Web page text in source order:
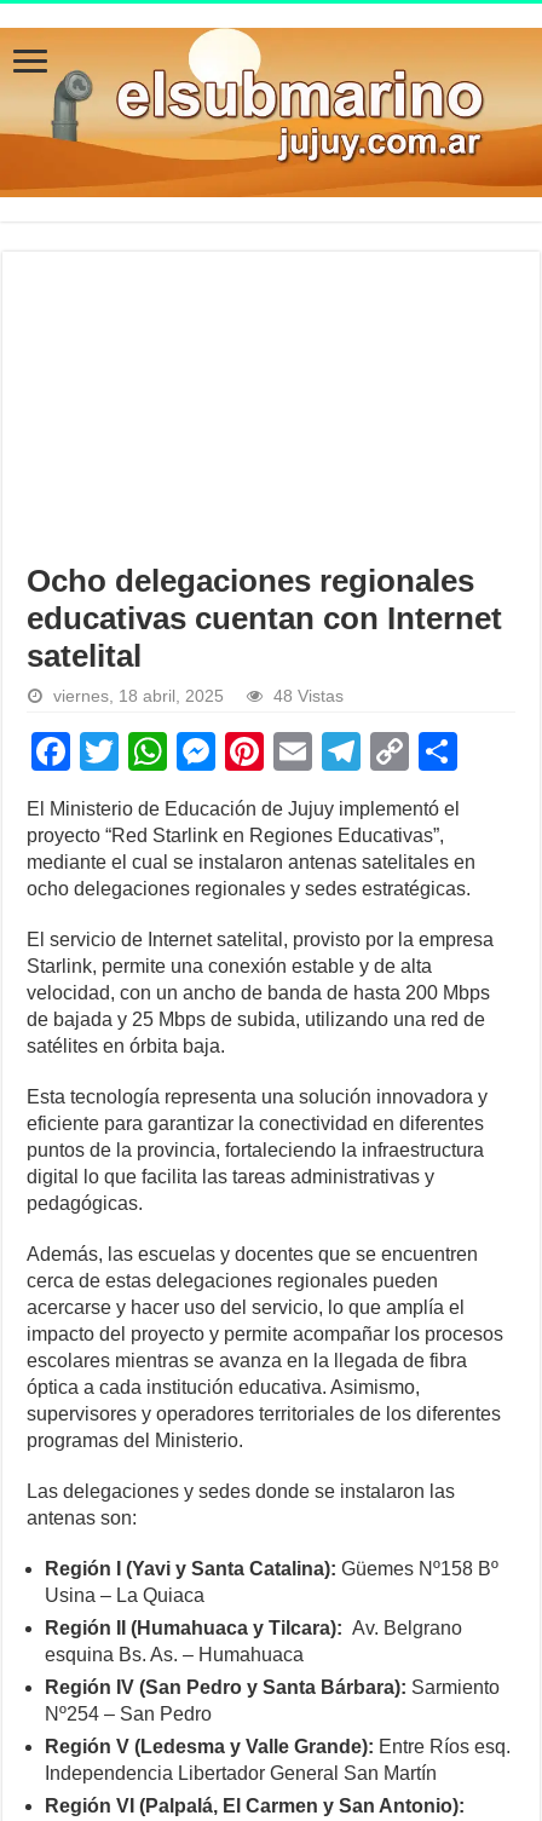
Ocho delegaciones regionales
educativas cuentan con Internet
satelital
viernes, 18 abril, 2025 48 Vistas
F
a
c
e
b
o
o
k
T
wi
tt
er
W
h
at
s
A
p
p
M
e
ss
e
n
g
er
Pi
nt
er
e
st
E
m
ail
T
el
e
gr
a
m
C
p
y
Li
n
k
h
ar
e
El Ministerio de Educación de Jujuy implementó el
proyecto “Red Starlink en Regiones Educativas”,
mediante el cual se instalaron antenas satelitales en
ocho delegaciones regionales y sedes estratégicas.
El servicio de Internet satelital, provisto por la empresa
Starlink, permite una conexión estable y de alta
velocidad, con un ancho de banda de hasta 200 Mbps
de bajada y 25 Mbps de subida, utilizando una red de
satélites en órbita baja.
Esta tecnología representa una solución innovadora y
eficiente para garantizar la conectividad en diferentes
puntos de la provincia, fortaleciendo la infraestructura
digital lo que facilita las tareas administrativas y
pedagógicas.
Además, las escuelas y docentes que se encuentren
cerca de estas delegaciones regionales pueden
acercarse y hacer uso del servicio, lo que amplía el
impacto del proyecto y permite acompañar los procesos
escolares mientras se avanza en la llegada de fibra
óptica a cada institución educativa. Asimismo,
supervisores y operadores territoriales de los diferentes
programas del Ministerio.
Las delegaciones y sedes donde se instalaron las
antenas son:
Región I (Yavi y Santa Catalina):Güemes Nº158 Bº
Usina – La Quiaca
Región II (Humahuaca y Tilcara): Av. Belgrano
esquina Bs. As. – Humahuaca
Región IV (San Pedro y Santa Bárbara): Sarmiento
Nº254 – San Pedro
Región V (Ledesma y Valle Grande): Entre Ríos esq.
Independencia Libertador General San Martín
Región VI (Palpalá, El Carmen y San Antonio):